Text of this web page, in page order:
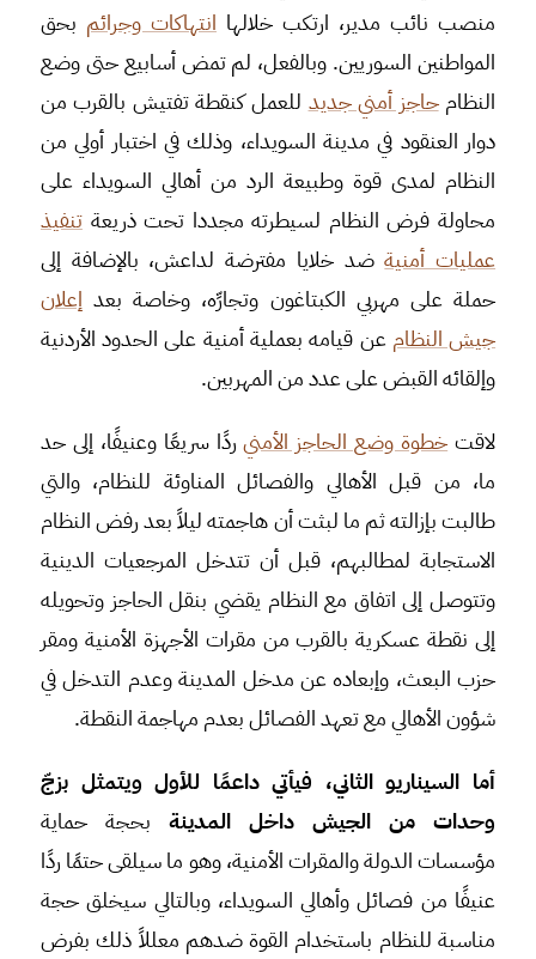
منصب نائب مدير، ارتكب خلالها انتهاكات وجرائم بحق
المواطنين السوريين. وبالفعل، لم تمض أسابيع حتى وضع
النظامحاجز أمني جديد للعمل كنقطة تفتيش بالقرب من
دوار العنقود في مدينة السويداء، وذلك في اختبار أولي من
النظام لمدى قوة وطبيعة الرد من أهالي السويداء على
محاولة فرض النظام لسيطرته مجددا تحت ذريعةتنفيذ
عمليات أمنيةضد خلايا مفترضة لداعش، بالإضافة إلى
حملة على مهربي الكبتاغون وتجارِّه، وخاصة بعد إعلان
جيش النظام عن قيامه بعملية أمنية على الحدود الأردنية
وإلقائه القبض على عدد من المهربين.
لاقت خطوة وضع الحاجز الأمني ردًا سريعًا وعنيفًا، إلى حد
ما، من قبل الأهالي والفصائل المناوئة للنظام، والتي
طالبت بإزالته ثم ما لبثت أن هاجمته ليلاً بعد رفض النظام
الاستجابة لمطالبهم، قبل أن تتدخل المرجعيات الدينية
وتتوصل إلى اتفاق مع النظام يقضي بنقل الحاجز وتحويله
إلى نقطة عسكرية بالقرب من مقرات الأجهزة الأمنية ومقر
حزب البعث، وإبعاده عن مدخل المدينة وعدم التدخل في
شؤون الأهالي مع تعهد الفصائل بعدم مهاجمة النقطة.
أما السيناريو الثاني، فيأتي داعمًا للأول ويتمثل بزجّ
وحدات من الجيش داخل المدينة بحجة حماية
مؤسسات الدولة والمقرات الأمنية، وهو ما سيلقى حتمًا ردًا
عنيفًا من فصائل وأهالي السويداء، وبالتالي سيخلق حجة
مناسبة للنظام باستخدام القوة ضدهم معللاً ذلك بفرض